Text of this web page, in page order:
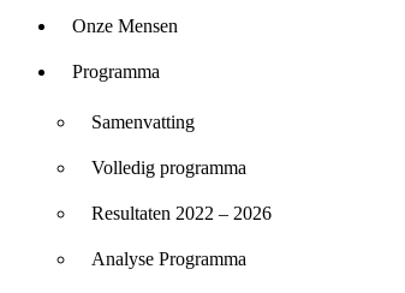
Onze Mensen
Programma
Samenvatting
Volledig programma
Resultaten 2022 – 2026
Analyse Programma